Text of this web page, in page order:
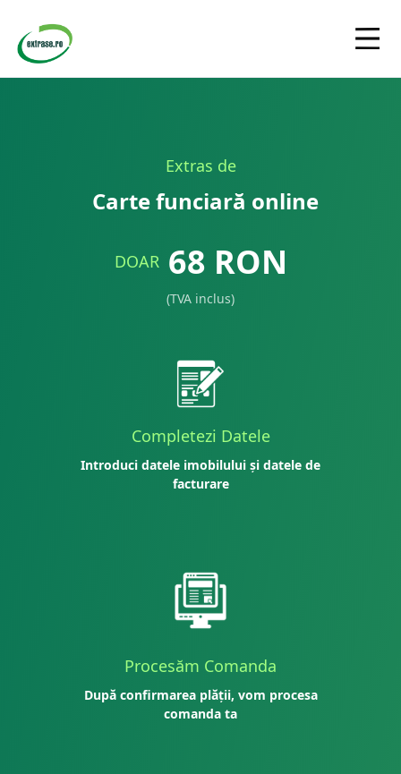
Extras de
Carte funciară online
DOAR 68 RON
(TVA inclus)
Completezi Datele
Introduci datele imobilului și datele de
facturare
Procesăm Comanda
După confirmarea plății, vom procesa
comanda ta